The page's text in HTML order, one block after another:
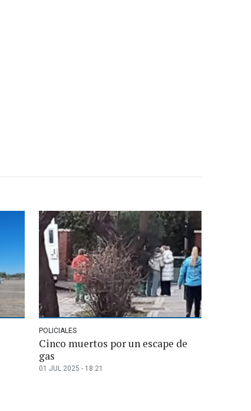
POLICIALES
Cinco muertos por un escape de
gas
01 JUL 2025 - 18:21